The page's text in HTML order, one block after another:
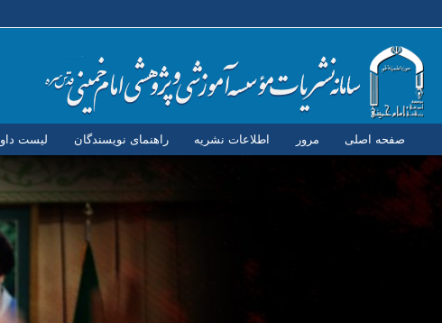
صفحه اصلی مرور اطلاعات نشریه راهنمای نویسندگان لیست